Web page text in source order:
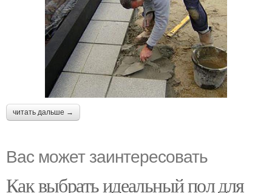
читать дальше →
Вас может заинтересовать
Как выбрать идеальный пол для